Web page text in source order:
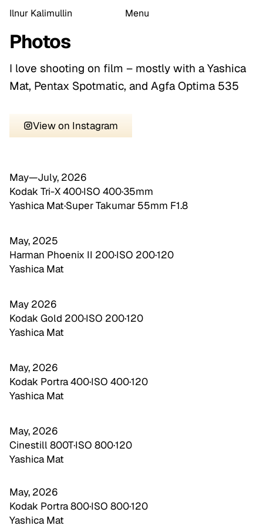
Ilnur Kalimullin Menu
Photos
I love shooting on film – mostly with a Yashica
Mat, Pentax Spotmatic, and Agfa Optima 535
View on Instagram
May—July, 2026
Kodak Tri-X 400·ISO 400·35mm
Yashica Mat·Super Takumar 55mm F1.8
May, 2025
Harman Phoenix II 200·ISO 200·120
Yashica Mat
May 2026
Kodak Gold 200·ISO 200·120
Yashica Mat
May, 2026
Kodak Portra 400·ISO 400·120
Yashica Mat
May, 2026
Cinestill 800T·ISO 800·120
Yashica Mat
May, 2026
Kodak Portra 800·ISO 800·120
Yashica Mat